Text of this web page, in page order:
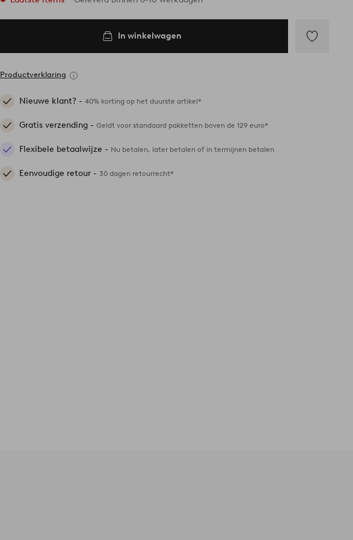
In winkelwagen
Productverklaring
Nieuwe klant? -40% korting op het duurste artikel*
Gratis verzending -Geldt voor standaard pakketten boven de 129 euro*
Flexibele betaalwijze - Nu betalen, later betalen of in termijnen betalen
Eenvoudige retour -30 dagen retourrecht*